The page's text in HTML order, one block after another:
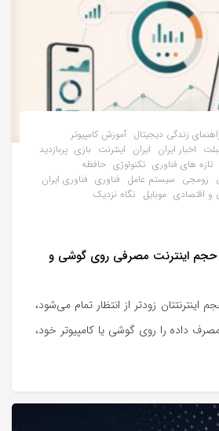
زندگی دیجیتال آموزش کامپیوتر
اخبار ایران ایران اینترنت بازی پربازدید
تازه های فناوری تکنولوژی حافظه
زومجی سیستم عامل فناوری فناوری ایران
و اقتصادی موبایل نگاه نزدیک
اینترنت مصرفی روی گوشی و
زودتر از انتظار تمام می‌شود،
داده را روی گوشی یا کامپیوتر خود،